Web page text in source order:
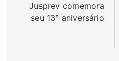
Post
Jusprev comemora
seu 13° aniversário